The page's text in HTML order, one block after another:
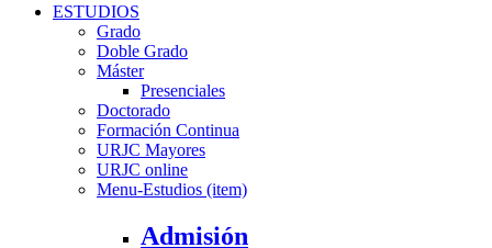
ESTUDIOS
Grado
Doble Grado
Máster
Presenciales
Doctorado
Formación Continua
URJC Mayores
URJC online
Menu-Estudios (item)
Admisión